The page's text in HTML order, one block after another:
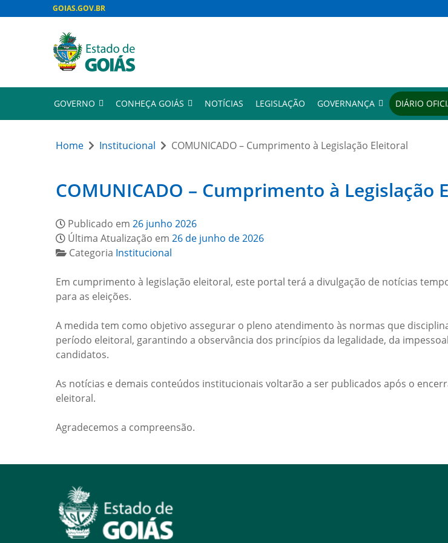
GOIAS.GOV.BR
GOVERNO CONHEÇA GOIÁS NOTÍCIAS LEGISLAÇÃO GOVERNANÇA DIÁRIO
Home Institucional COMUNICADO – Cumprimento à Legislação Eleitoral
COMUNICADO – Cumprimento à Legislação
Publicado em 26 junho 2026
Última Atualização em 26 de junho de 2026
Categoria Institucional
Em cumprimento à legislação eleitoral, este portal terá a divulgação de notícias
para as eleições.
A medida tem como objetivo assegurar o pleno atendimento às normas que
período eleitoral, garantindo a observância dos princípios da legalidade, da
candidatos.
As notícias e demais conteúdos institucionais voltarão a ser publicados após o
eleitoral.
Agradecemos a compreensão.